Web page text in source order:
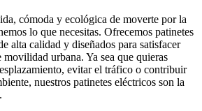
cómoda y ecológica de moverte por la
lo que necesitas. Ofrecemos patinetes
alta calidad y diseñados para satisfacer
movilidad urbana. Ya sea que quieras
evitar el tráfico o contribuir
nuestros patinetes eléctricos son la